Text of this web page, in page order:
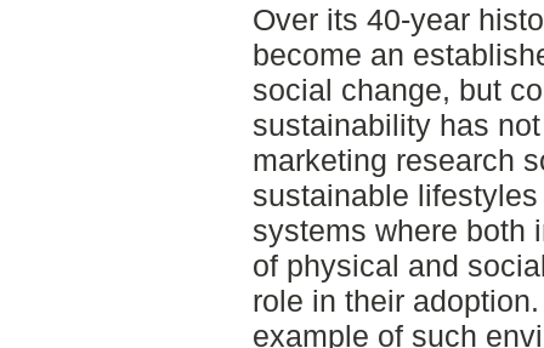
Over its 40-year
become an
social change, but
sustainability has
marketing research
sustainable
systems where both
of physical and
role in their
example of such